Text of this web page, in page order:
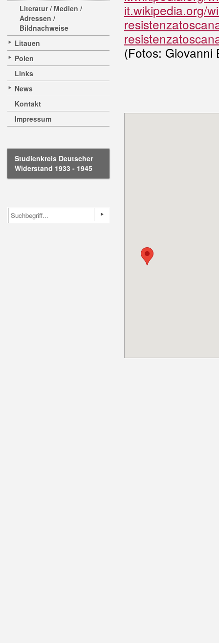
Literatur / Medien /
Adressen /
Bildnachweise
Litauen
Polen
Links
News
Kontakt
Impressum
Studienkreis Deutscher
Widerstand 1933 - 1945
it.wikipedia.org/
(Fotos: Giovanni